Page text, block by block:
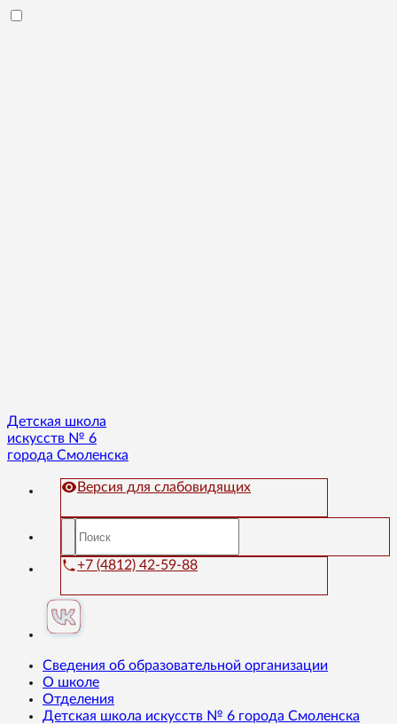
Детская школа
искусств № 6
города Смоленска
Версия для слабовидящих
+7 (4812) 42-59-88
Сведения об образовательной организации
О школе
Отделения
Детская школа искусств № 6 города Смоленска